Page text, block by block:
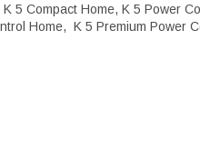
5 Compact Home, K 5 Power
Home, K 5 Premium Power